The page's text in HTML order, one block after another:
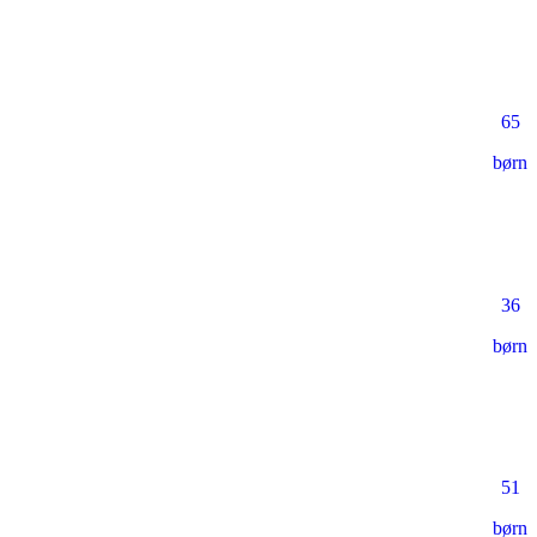
65
børn
36
børn
51
børn